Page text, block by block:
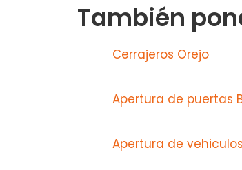
También
Cerrajeros Orejo
Apertura de puertas
Apertura de